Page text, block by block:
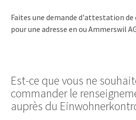
Faites une demande d'attestation
pour une adresse en ou Ammerswil
Est-ce que vous ne
commander le
auprès du